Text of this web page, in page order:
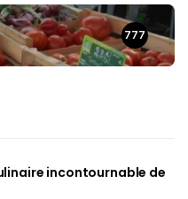
777
incontournable de